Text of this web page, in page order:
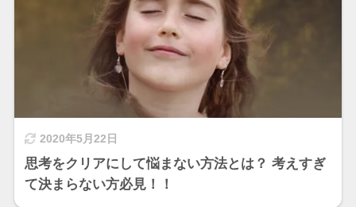
2020年5月22日
思考をクリアにして悩まない方法とは？ 考えすぎ
て決まらない方必見！！